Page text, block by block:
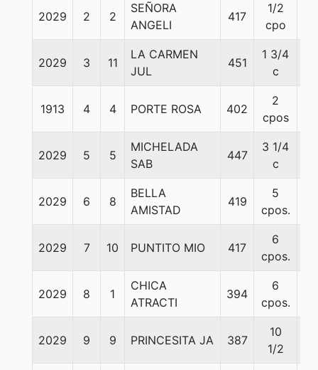
2029 2 2
SEÑORA
ANGELI
417
1/2
cpo
2029 3 11
LA CARMEN
JUL
451
1 3/4
c
1913 4 4 PORTE ROSA 402
2
cpos
2029 5 5
MICHELADA
SAB
447
3 1/4
c
2029 6 8
BELLA
AMISTAD
419
5
cpos.
2029 7 10 PUNTITO MIO 417
6
cpos.
2029 8 1
CHICA
ATRACTI
394
6
cpos.
2029 9 9 PRINCESITA JA 387
10
1/2